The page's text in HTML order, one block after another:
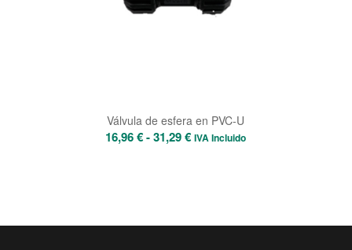
Válvula de esfera en PVC-U
16,96€ - 31,29€Rango
hasta
IVA Incluido